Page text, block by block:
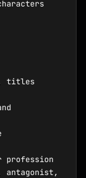
titles
profession